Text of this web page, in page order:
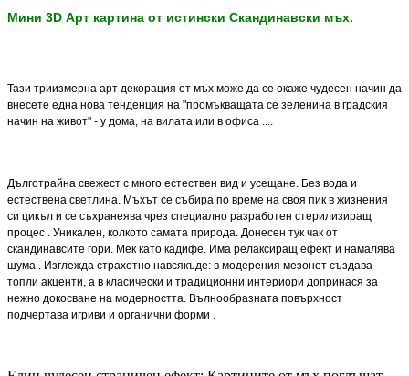
Мини 3D Арт картина от истински Скандинавски мъх.
Тази триизмерна арт декорация от мъх може да се окаже чудесен начин да
внесете една нова тенденция на "промъкващата се зеленина в градския
начин на живот" - у дома, на вилата или в офиса ....
Дълготрайна свежест с много естествен вид и усещане. Без вода и
естествена светлина. Мъхът се събира по време на своя пик в жизнения
си цикъл и се съхранеява чрез специално разработен стерилизиращ
процес . Уникален, колкото самата природа. Донесен тук чак от
скандинавсите гори. Мек като кадифе. Има релаксиращ ефект и намалява
шума . Изглежда страхотно навсякъде: в модерения мезонет създава
топли акценти, а в класически и традиционни интериори допринася за
нежно докосване на модерността. Вълнообразната повърхност
подчертава игриви и органични форми .